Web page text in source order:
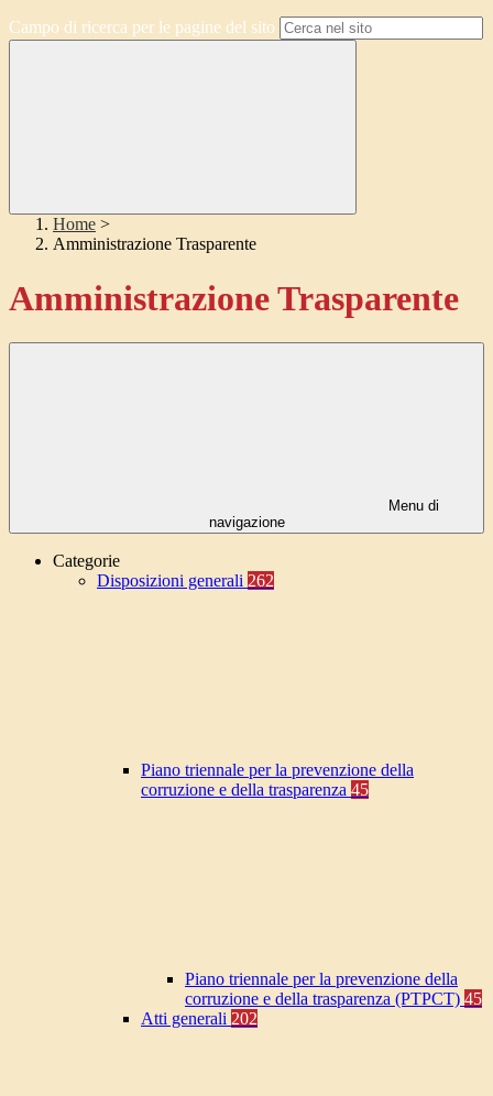
Campo di ricerca per le pagine del sito
Home >
Amministrazione Trasparente
Amministrazione Trasparente
Menu di
navigazione
Categorie
Disposizioni generali 262
Piano triennale per la prevenzione della
corruzione e della trasparenza 45
Piano triennale per la prevenzione della
corruzione e della trasparenza (PTPCT) 45
Atti generali 202